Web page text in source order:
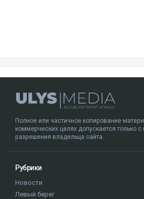
Полное или частичное копирование
коммерческих целях допускается только с
разрешения владельца сайта.
Рубрики
Новости
Левый берег